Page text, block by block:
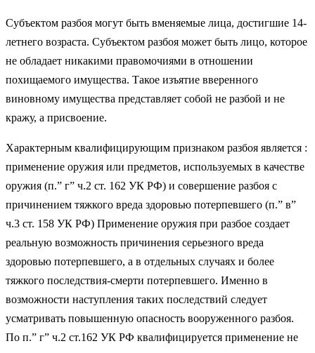
Субъектом разбоя могут быть вменяемые лица, достигшие 14-
летнего возраста. Субъектом разбоя может быть лицо, которое
не обладает никакими правомочиями в отношении
похищаемого имущества. Такое изъятие вверенного
виновному имущества представляет собой не разбой и не
кражу, а присвоение.
Характерным квалифицирующим признаком разбоя является :
применение оружия или предметов, используемых в качестве
оружия (п.” г” ч.2 ст. 162 УК РФ) и совершение разбоя с
причинением тяжкого вреда здоровью потерпевшего (п.” в”
ч.3 ст. 158 УК РФ) Применение оружия при разбое создает
реальную возможность причинения серьезного вреда
здоровью потерпевшего, а в отдельных случаях и более
тяжкого последствия-смерти потерпевшего. Именно в
возможности наступления таких последствий следует
усматривать повышенную опасность вооруженного разбоя.
По п.” г” ч.2 ст.162 УК РФ квалифицируется применение не